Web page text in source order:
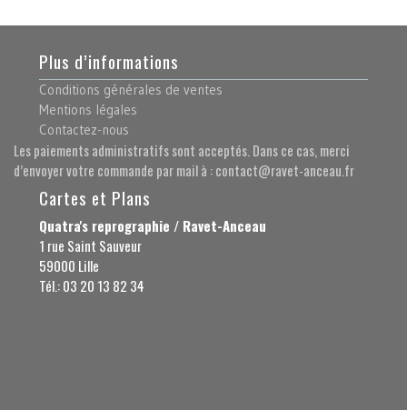
Plus d’informations
Conditions générales de ventes
Mentions légales
Contactez-nous
Les paiements administratifs sont acceptés. Dans ce cas, merci
d’envoyer votre commande par mail à : contact@ravet-anceau.fr
Cartes et Plans
Quatra's reprographie / Ravet-Anceau
1 rue Saint Sauveur
59000 Lille
Tél.: 03 20 13 82 34